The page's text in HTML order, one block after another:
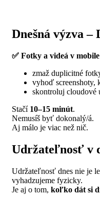
Dnešná výzva –
✅ Fotky a videá v mobile
zmaž duplicitné
vyhoď screenshoty,
skontroluj cloudové
Stačí 10–15 minút.
Nemusíš byť dokonalý/á.
Aj málo je viac než nič.
Udržateľnosť v
Udržateľnosť dnes nie je
vyhadzujeme fyzicky.
Je aj o tom, koľko dát si